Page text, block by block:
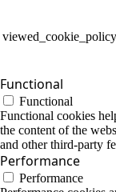
viewed_cookie_policy
Functional
Functional
Functional cookies
the content of the
and other third-party
Performance
Performance